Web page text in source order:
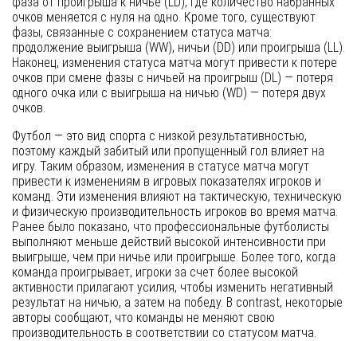
очков меняется с нуля на одно. Кроме того, существуют
фазы, связанные с сохранением статуса матча:
продолжение выигрыша (WW), ничьи (DD) или проигрыша (LL).
Наконец, изменения статуса матча могут привести к потере
очков при смене фазы с ничьей на проигрыш (DL) — потеря
одного очка или с выигрыша на ничью (WD) — потеря двух
очков.
Футбол — это вид спорта с низкой результативностью,
поэтому каждый забитый или пропущенный гол влияет на
игру. Таким образом, изменения в статусе матча могут
привести к изменениям в игровых показателях игроков и
команд. Эти изменения влияют на тактическую, техническую
и физическую производительность игроков во время матча.
Ранее было показано, что профессиональные футболисты
выполняют меньше действий высокой интенсивности при
выигрыше, чем при ничье или проигрыше. Более того, когда
команда проигрывает, игроки за счет более высокой
активности прилагают усилия, чтобы изменить негативный
результат на ничью, а затем на победу. В contrast, некоторые
авторы сообщают, что команды не меняют свою
производительность в соответствии со статусом матча.